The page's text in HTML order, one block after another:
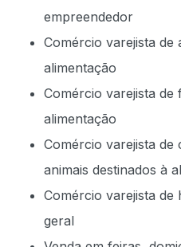
empreendedor
Comércio varejista de
alimentação
Comércio varejista
alimentação
Comércio varejista de
animais destinados à
Comércio varejista
geral